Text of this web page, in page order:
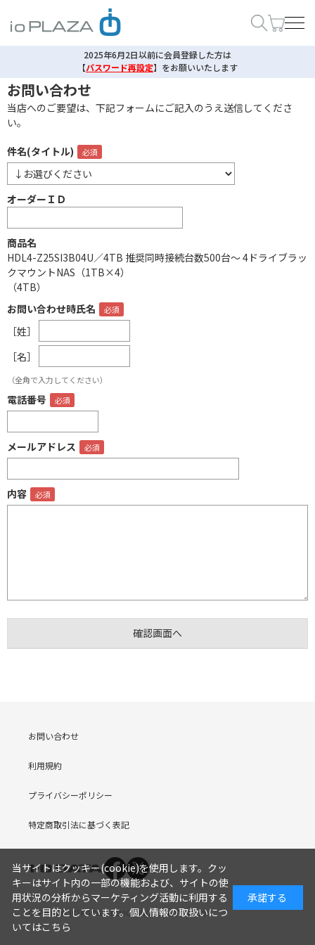
2025年6月2日以前に会員登録した方は
【パスワード再設定】 をお願いいたします
お問い合わせ
当店へのご要望は、下記フォームにご記入のうえ送信してくださ
い。
件名(タイトル)
オーダーＩＤ
商品名
HDL4-Z25SI3B04U／4TB 推奨同時接続台数500台～ 4ドライブラッ
クマウントNAS（1TB×4）
（4TB）
お問い合わせ時氏名
［姓］
［名］
（全角で入力してください）
電話番号
メールアドレス
内容
お問い合わせ
利用規約
プライバシーポリシー
特定商取引法に基づく表記
COPYRIGHT (C) I-O DATA DEVICE, INC. Since 2005.9.19
当サイトはクッキー(cookie)を使用します。クッ
キーはサイト内の一部の機能および、サイトの使
用状況の分析からマーケティング活動に利用する
ことを目的としています。個人情報の取扱いにつ
いてはこちら
承諾する